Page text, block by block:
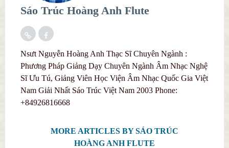
Sáo Trúc Hoàng Anh Flute
Nsưt Nguyễn Hoàng Anh Thạc Sĩ Chuyên Ngành :
Phương Pháp Giảng Dạy Chuyên Ngành Âm Nhạc Nghệ
Sĩ Ưu Tú, Giảng Viên Học Viện Âm Nhạc Quốc Gia Việt
Nam Giải Nhất Sáo Trúc Việt Nam 2003 Phone:
+84926816668
MORE ARTICLES BY SÁO TRÚC
HOÀNG ANH FLUTE